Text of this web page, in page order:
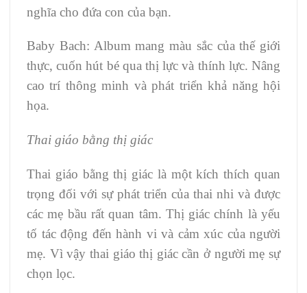
nghĩa cho đứa con của bạn.
Baby Bach: Album mang màu sắc của thế giới
thực, cuốn hút bé qua thị lực và thính lực. Nâng
cao trí thông minh và phát triển khả năng hội
họa.
Thai giáo bằng thị giác
Thai giáo bằng thị giác là một kích thích quan
trọng đối với sự phát triển của thai nhi và được
các mẹ bầu rất quan tâm. Thị giác chính là yếu
tố tác động đến hành vi và cảm xúc của người
mẹ. Vì vậy thai giáo thị giác cần ở người mẹ sự
chọn lọc.